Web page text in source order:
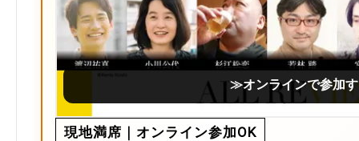
≫オンラインで参加
現地満席｜オンライン参加OK